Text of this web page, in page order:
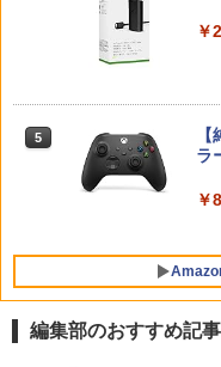
￥
オ
ン
I
￥
5
ク
￥
5
ン
￥
【
￥
5
ラ
￥
編集部のおすすめ記事